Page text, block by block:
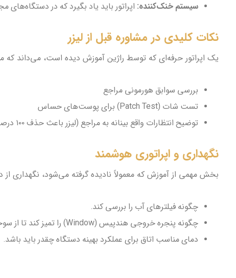
سیستم خنک‌کننده: اپراتور باید یاد بگیرد که در دستگاه‌های
نکات کلیدی در مشاوره قبل از لیزر
یک اپراتور حرفه‌ای که توسط راژین آموزش دیده است، می‌داند که
بررسی سوابق هورمونی مراجع
تست شات (Patch Test) برای پوست‌های حساس
توضیح انتظارات واقع بینانه به مراجع (لیزر باعث حذف ۱۰۰ درصد موها نمی‌شود بلکه کاهش دائمی تراکم است)
نگهداری و اپراتوری هوشمند
بخش مهمی از آموزش که معمولاً نادیده گرفته می‌شود، نگهداری از
چگونه فیلترهای آب را بررسی کند.
چگونه پنجره خروجی هندپیس (Window) را تمیز کند تا از سوختگی لنز جلوگیری شود.
دمای مناسب اتاق برای عملکرد بهینه دستگاه چقدر باید باشد.